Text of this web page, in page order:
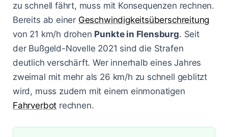
Rote Ampel überfahren
Fahrerflucht
Fahrverbot
Illegale Autorennen
Online-Anhörung
Punkte in Flensburg
§ 25 StVG
§ 28 StVG
§ 49 StVO
§ 315 StGB
§ 55 OWiG
§ 67 OWiG
ESO ES 8.0
PoliScan Speed
TraffiStar S350
Lasermessungen
Blog
Kampf gegen Raser
Verkehrsunfälle
Änderungen 2025
Blitzer
Aachen - Krefelder Str.
A3 - Solingen
Zum Bußgeldcheck
zu schnell fährt, muss mit Konsequenzen rechnen.
Bereits ab einer Geschwindigkeitsüberschreitung
von 21 km/h drohen Punkte in Flensburg. Seit
der Bußgeld-Novelle 2021 sind die Strafen
deutlich verschärft. Wer innerhalb eines Jahres
zweimal mit mehr als 26 km/h zu schnell geblitzt
wird, muss zudem mit einem einmonatigen
Fahrverbot rechnen.